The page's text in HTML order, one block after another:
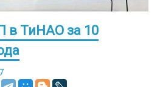
в ТиНАО за 10